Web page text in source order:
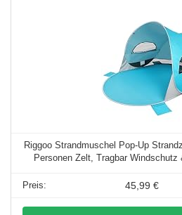
Riggoo Strandmuschel Pop-Up
Personen Zelt, Tragbar
45,99 €